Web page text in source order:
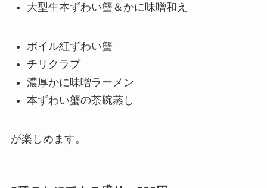
大型生本ずわい蟹＆かに味噌和え
ボイル紅ずわい蟹
チリクラブ
濃厚かに味噌ラーメン
本ずわい蟹の茶碗蒸し
が楽しめます。